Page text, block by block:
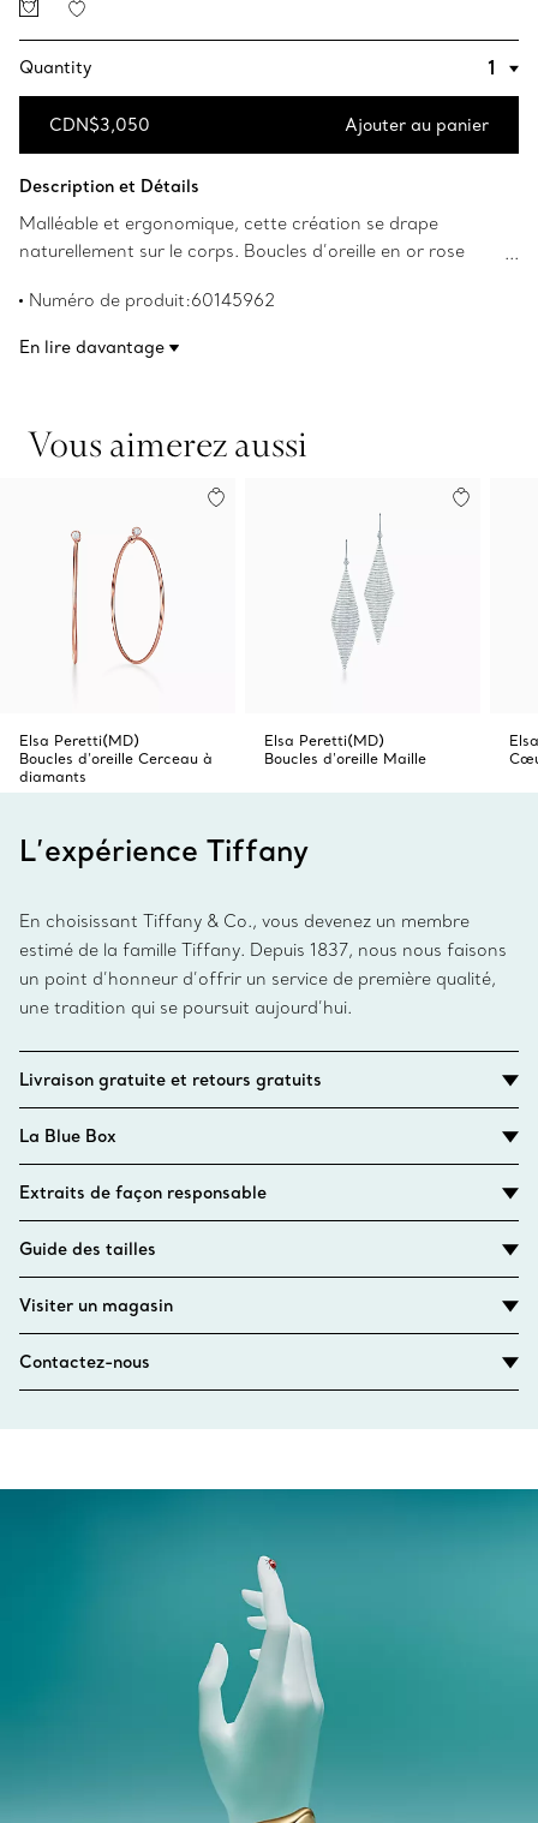
Quantity
CDN$3,050 Ajouter au panier
Description et Détails
Malléable et ergonomique, cette création se drape
naturellement sur le corps. Boucles d’oreille en or rose
longueur de 5,1 cm. Poids total de 0,40 carat. Les droits
Numéro de produit:60145962
En lire davantage
Vous aimerez aussi
Elsa Peretti(MD)
Boucles d’oreille Cerceau à
diamants
Elsa Peretti(MD)
Boucles d'oreille Maille
L’expérience Tiffany
En choisissant Tiffany & Co., vous devenez un membre
estimé de la famille Tiffany. Depuis 1837, nous nous faisons
un point d’honneur d’offrir un service de première qualité,
une tradition qui se poursuit aujourd’hui.
Livraison gratuite et retours gratuits
La Blue Box
Extraits de façon responsable
Guide des tailles
Visiter un magasin
Contactez-nous